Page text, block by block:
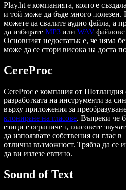
Play.ht е компанията, която е
и той може да бъде много полезен.
можете да свалите аудио файла, а
да избирате MP3 или WAV файлове
Основният недостатък е, че няма
може да се стори висока на доста
CereProc
CereProc е компания от Шотландия
разработката на инструменти за
върху приложения за
клониране на гласове. Въпреки че
езици е ограничен, гласовете
да използвате собствения си глас
отлична възможност. Трябва да се
да ви излезе евтино.
Sound of Text